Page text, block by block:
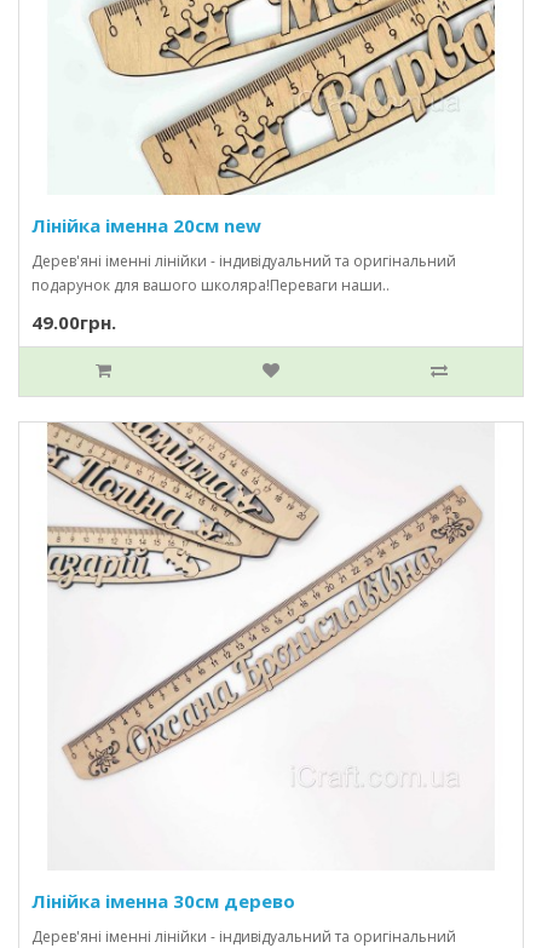
Лінійка іменна 20см new
Дерев'яні іменні лінійки - індивідуальний та оригінальний
подарунок для вашого школяра!Переваги наши..
49.00грн.
Лінійка іменна 30см дерево
Дерев'яні іменні лінійки - індивідуальний та оригінальний